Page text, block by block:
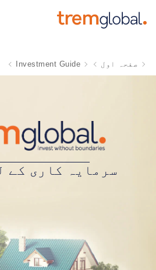
صفحہ اول Investment Guide
سرمایہ کاری کے